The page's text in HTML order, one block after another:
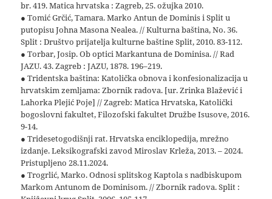
br. 419. Matica hrvatska : Zagreb, 25. ožujka 2010.
● Tomić Grčić, Tamara. Marko Antun de Dominis i Split u
putopisu Johna Masona Nealea. // Kulturna baština, No. 36.
Split : Društvo prijatelja kulturne baštine Split, 2010. 83-112.
● Torbar, Josip. Ob optici Markantuna de Dominisa. // Rad
JAZU. 43. Zagreb : JAZU, 1878. 196–219.
● Tridentska baština: Katolička obnova i konfesionalizacija u
hrvatskim zemljama: Zbornik radova. [ur. Zrinka Blažević i
Lahorka Plejić Poje] // Zagreb: Matica Hrvatska, Katolički
bogoslovni fakultet, Filozofski fakultet Družbe Isusove, 2016.
9-14.
● Tridesetogodišnji rat. Hrvatska enciklopedija, mrežno
izdanje. Leksikografski zavod Miroslav Krleža, 2013. – 2024.
Pristupljeno 28.11.2024.
● Trogrlić, Marko. Odnosi splitskog Kaptola s nadbiskupom
Markom Antunom de Dominisom. // Zbornik radova. Split :